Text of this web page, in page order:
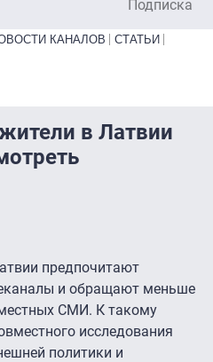
Подписка
КАНАЛОВ
СТАТЬИ
в Латвии
предпочитают
и обращают меньше
СМИ. К такому
исследования
политики и